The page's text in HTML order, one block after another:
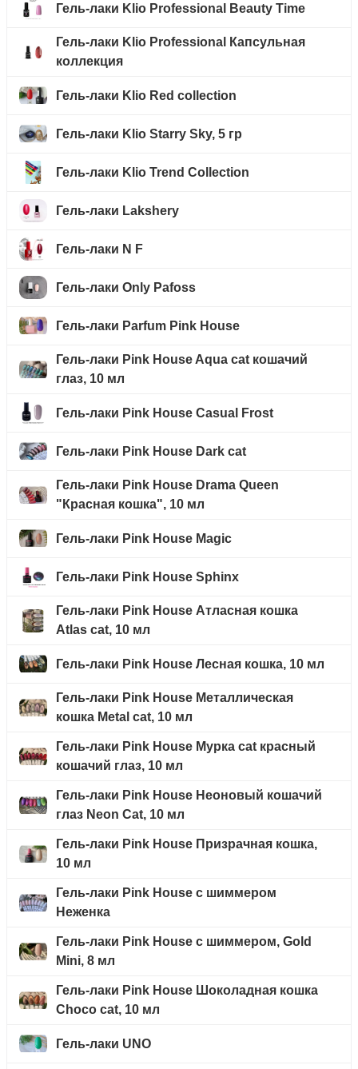
Гель-лаки Klio Professional Beauty Time
Гель-лаки Klio Professional Капсульная
коллекция
Гель-лаки Klio Red collection
Гель-лаки Klio Starry Sky, 5 гр
Гель-лаки Klio Trend Collection
Гель-лаки Lakshery
Гель-лаки N F
Гель-лаки Only Pafoss
Гель-лаки Parfum Pink House
Гель-лаки Pink House Aqua cat кошачий
глаз, 10 мл
Гель-лаки Pink House Casual Frost
Гель-лаки Pink House Dark cat
Гель-лаки Pink House Drama Queen
"Красная кошка", 10 мл
Гель-лаки Pink House Magic
Гель-лаки Pink House Sphinx
Гель-лаки Pink House Атласная кошка
Atlas cat, 10 мл
Гель-лаки Pink House Лесная кошка, 10 мл
Гель-лаки Pink House Металлическая
кошка Metal cat, 10 мл
Гель-лаки Pink House Мурка cat красный
кошачий глаз, 10 мл
Гель-лаки Pink House Неоновый кошачий
глаз Neon Cat, 10 мл
Гель-лаки Pink House Призрачная кошка,
10 мл
Гель-лаки Pink House с шиммером
Неженка
Гель-лаки Pink House с шиммером, Gold
Mini, 8 мл
Гель-лаки Pink House Шоколадная кошка
Choco cat, 10 мл
Гель-лаки UNO